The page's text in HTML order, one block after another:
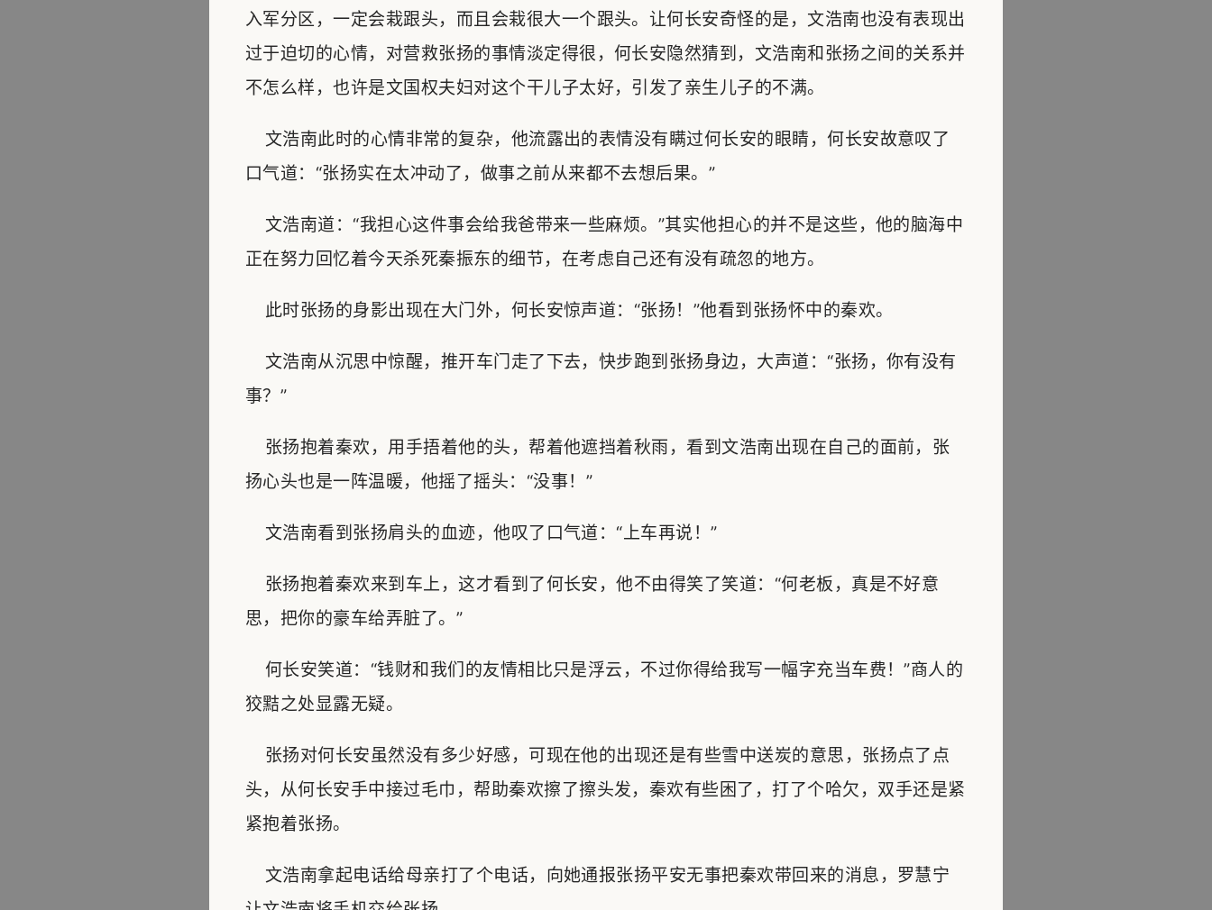
入军分区，一定会栽跟头，而且会栽很大一个跟头。让何长安奇怪的是，文浩南也没有表现出
过于迫切的心情，对营救张扬的事情淡定得很，何长安隐然猜到，文浩南和张扬之间的关系并
不怎么样，也许是文国权夫妇对这个干儿子太好，引发了亲生儿子的不满。
文浩南此时的心情非常的复杂，他流露出的表情没有瞒过何长安的眼睛，何长安故意叹了
口气道：“张扬实在太冲动了，做事之前从来都不去想后果。”
文浩南道：“我担心这件事会给我爸带来一些麻烦。”其实他担心的并不是这些，他的脑海中
正在努力回忆着今天杀死秦振东的细节，在考虑自己还有没有疏忽的地方。
此时张扬的身影出现在大门外，何长安惊声道：“张扬！”他看到张扬怀中的秦欢。
文浩南从沉思中惊醒，推开车门走了下去，快步跑到张扬身边，大声道：“张扬，你有没有
事？”
张扬抱着秦欢，用手捂着他的头，帮着他遮挡着秋雨，看到文浩南出现在自己的面前，张
扬心头也是一阵温暖，他摇了摇头：“没事！”
文浩南看到张扬肩头的血迹，他叹了口气道：“上车再说！”
张扬抱着秦欢来到车上，这才看到了何长安，他不由得笑了笑道：“何老板，真是不好意
思，把你的豪车给弄脏了。”
何长安笑道：“钱财和我们的友情相比只是浮云，不过你得给我写一幅字充当车费！”商人的
狡黠之处显露无疑。
张扬对何长安虽然没有多少好感，可现在他的出现还是有些雪中送炭的意思，张扬点了点
头，从何长安手中接过毛巾，帮助秦欢擦了擦头发，秦欢有些困了，打了个哈欠，双手还是紧
紧抱着张扬。
文浩南拿起电话给母亲打了个电话，向她通报张扬平安无事把秦欢带回来的消息，罗慧宁